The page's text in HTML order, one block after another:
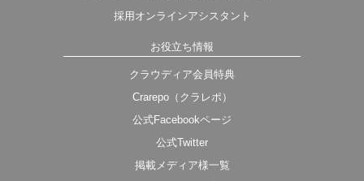
採用オンラインアシスタント
お役立ち情報
クラウディア会員特典
Crarepo（クラレポ）
公式Facebookページ
公式Twitter
掲載メディア様一覧